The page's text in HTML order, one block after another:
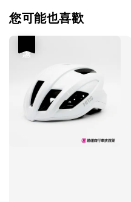
您可能也喜歡